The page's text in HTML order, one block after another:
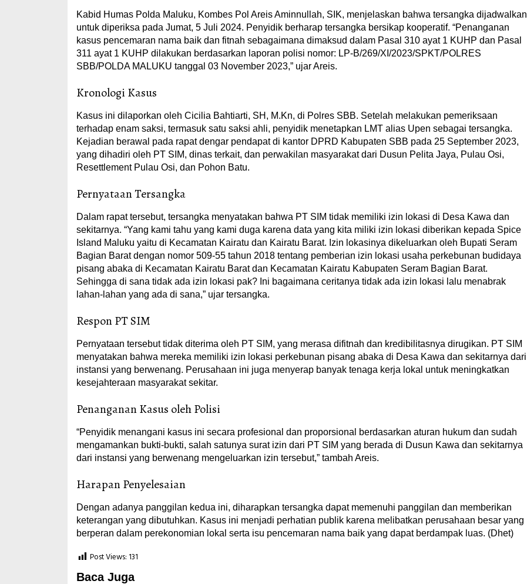
Kabid Humas Polda Maluku, Kombes Pol Areis Aminnullah, SIK, menjelaskan bahwa tersangka dijadwalkan
untuk diperiksa pada Jumat, 5 Juli 2024. Penyidik berharap tersangka bersikap kooperatif. “Penanganan
kasus pencemaran nama baik dan fitnah sebagaimana dimaksud dalam Pasal 310 ayat 1 KUHP dan Pasal
311 ayat 1 KUHP dilakukan berdasarkan laporan polisi nomor: LP-B/269/XI/2023/SPKT/POLRES
SBB/POLDA MALUKU tanggal 03 November 2023,” ujar Areis.
Kronologi Kasus
Kasus ini dilaporkan oleh Cicilia Bahtiarti, SH, M.Kn, di Polres SBB. Setelah melakukan pemeriksaan
terhadap enam saksi, termasuk satu saksi ahli, penyidik menetapkan LMT alias Upen sebagai tersangka.
Kejadian berawal pada rapat dengar pendapat di kantor DPRD Kabupaten SBB pada 25 September 2023,
yang dihadiri oleh PT SIM, dinas terkait, dan perwakilan masyarakat dari Dusun Pelita Jaya, Pulau Osi,
Resettlement Pulau Osi, dan Pohon Batu.
Pernyataan Tersangka
Dalam rapat tersebut, tersangka menyatakan bahwa PT SIM tidak memiliki izin lokasi di Desa Kawa dan
sekitarnya. “Yang kami tahu yang kami duga karena data yang kita miliki izin lokasi diberikan kepada Spice
Island Maluku yaitu di Kecamatan Kairatu dan Kairatu Barat. Izin lokasinya dikeluarkan oleh Bupati Seram
Bagian Barat dengan nomor 509-55 tahun 2018 tentang pemberian izin lokasi usaha perkebunan budidaya
pisang abaka di Kecamatan Kairatu Barat dan Kecamatan Kairatu Kabupaten Seram Bagian Barat.
Sehingga di sana tidak ada izin lokasi pak? Ini bagaimana ceritanya tidak ada izin lokasi lalu menabrak
lahan-lahan yang ada di sana,” ujar tersangka.
Respon PT SIM
Pernyataan tersebut tidak diterima oleh PT SIM, yang merasa difitnah dan kredibilitasnya dirugikan. PT SIM
menyatakan bahwa mereka memiliki izin lokasi perkebunan pisang abaka di Desa Kawa dan sekitarnya dari
instansi yang berwenang. Perusahaan ini juga menyerap banyak tenaga kerja lokal untuk meningkatkan
kesejahteraan masyarakat sekitar.
Penanganan Kasus oleh Polisi
“Penyidik menangani kasus ini secara profesional dan proporsional berdasarkan aturan hukum dan sudah
mengamankan bukti-bukti, salah satunya surat izin dari PT SIM yang berada di Dusun Kawa dan sekitarnya
dari instansi yang berwenang mengeluarkan izin tersebut,” tambah Areis.
Harapan Penyelesaian
Dengan adanya panggilan kedua ini, diharapkan tersangka dapat memenuhi panggilan dan memberikan
keterangan yang dibutuhkan. Kasus ini menjadi perhatian publik karena melibatkan perusahaan besar yang
berperan dalam perekonomian lokal serta isu pencemaran nama baik yang dapat berdampak luas. (Dhet)
Post Views: 131
Baca Juga